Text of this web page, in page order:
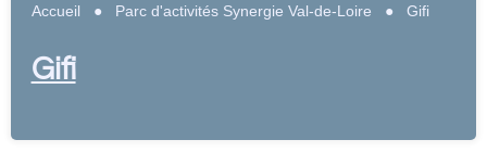
Accueil ● Parc d'activités Synergie Val-de-Loire ● Gifi
Gifi